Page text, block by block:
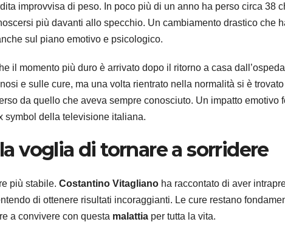
improvvisa di peso. In poco più di un anno ha perso circa 38
più davanti allo specchio. Un cambiamento drastico che
sul piano emotivo e psicologico.
il momento più duro è arrivato dopo il ritorno a casa
e sulle cure, ma una volta rientrato nella normalità si è trovato
da quello che aveva sempre conosciuto. Un impatto emotivo
symbol della televisione italiana.
voglia di tornare a sorridere
più stabile. Costantino Vitagliano ha raccontato di aver
di ottenere risultati incoraggianti. Le cure restano
a convivere con questa malattia per tutta la vita.